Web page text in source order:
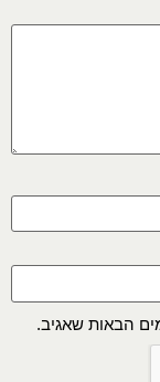
הבאות שאגיב.